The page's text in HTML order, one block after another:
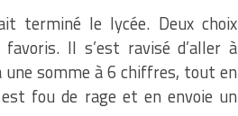
terminé le lycée. Deux choix
Il s’est ravisé d’aller à
une somme à 6 chiffres, tout en
fou de rage et en envoie un